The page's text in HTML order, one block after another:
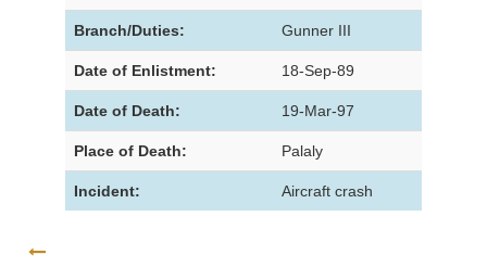
Branch/Duties: Gunner III
Date of Enlistment: 18-Sep-89
Date of Death: 19-Mar-97
Place of Death: Palaly
Incident: Aircraft crash